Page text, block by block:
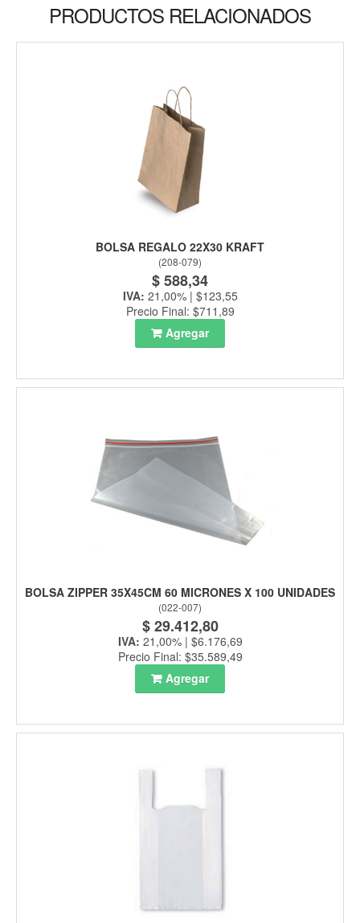
PRODUCTOS RELACIONADOS
BOLSA REGALO 22X30 KRAFT
(208-079)
$ 588,34
IVA: 21,00% | $123,55
Precio Final: $711,89
Agregar
BOLSA ZIPPER 35X45CM 60 MICRONES X 100 UNIDADES
(022-007)
$ 29.412,80
IVA: 21,00% | $6.176,69
Precio Final: $35.589,49
Agregar